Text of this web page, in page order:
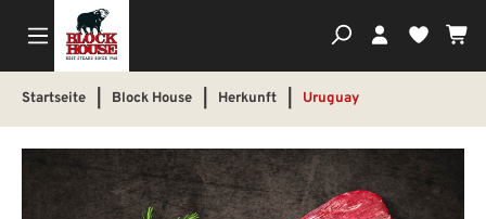
Du
Startseite Block House Herkunft Uruguay
Bildergalerie überspringen